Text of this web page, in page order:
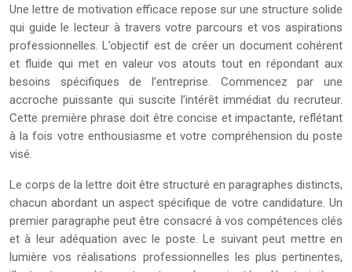
Une lettre de motivation efficace repose sur une structure solide
qui guide le lecteur à travers votre parcours et vos aspirations
professionnelles. L’objectif est de créer un document cohérent
et fluide qui met en valeur vos atouts tout en répondant aux
besoins spécifiques de l’entreprise. Commencez par une
accroche puissante qui suscite l’intérêt immédiat du recruteur.
Cette première phrase doit être concise et impactante, reflétant
à la fois votre enthousiasme et votre compréhension du poste
visé.
Le corps de la lettre doit être structuré en paragraphes distincts,
chacun abordant un aspect spécifique de votre candidature. Un
premier paragraphe peut être consacré à vos compétences clés
et à leur adéquation avec le poste. Le suivant peut mettre en
lumière vos réalisations professionnelles les plus pertinentes,